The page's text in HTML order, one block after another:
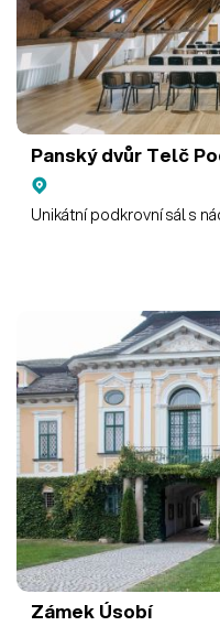
Panský dvůr Telč
Unikátní podkrovní sál s
Zámek Úsobí